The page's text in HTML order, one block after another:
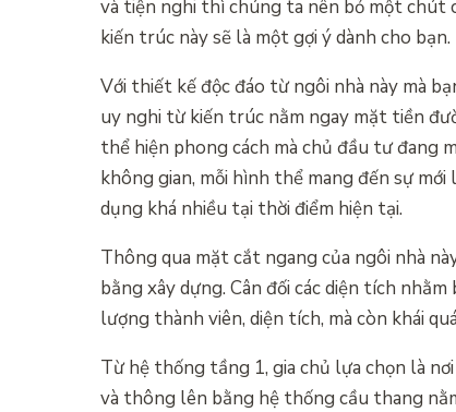
và tiện nghi thì chúng ta nên bỏ một chút
kiến trúc này sẽ là một gợi ý dành cho bạn.
Với thiết kế độc đáo từ ngôi nhà này mà
uy nghi từ kiến trúc nằm ngay mặt tiền
thể hiện phong cách mà chủ đầu tư đang
không gian, mỗi hình thể mang đến sự
dụng khá nhiều tại thời điểm hiện tại.
Thông qua mặt cắt ngang của ngôi nhà
bằng xây dựng. Cân đối các diện tích
lượng thành viên, diện tích, mà còn khái
Từ hệ thống tầng 1, gia chủ lựa chọn là
và thông lên bằng hệ thống cầu thang